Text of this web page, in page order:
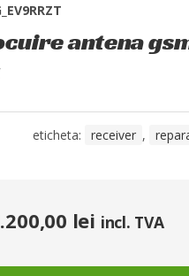
antena
eticheta: receiver ,
lei incl. TVA